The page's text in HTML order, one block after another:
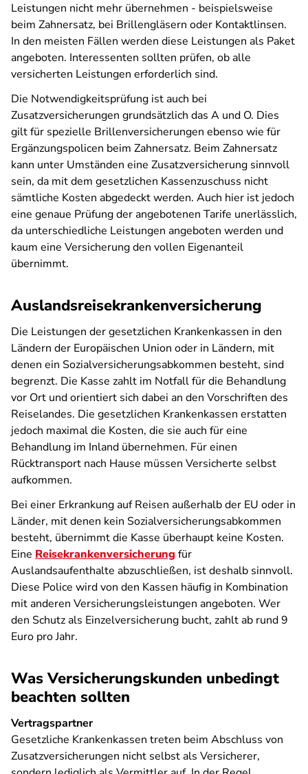
Leistungen nicht mehr übernehmen - beispielsweise
beim Zahnersatz, bei Brillengläsern oder Kontaktlinsen.
In den meisten Fällen werden diese Leistungen als Paket
angeboten. Interessenten sollten prüfen, ob alle
versicherten Leistungen erforderlich sind.
Die Notwendigkeitsprüfung ist auch bei
Zusatzversicherungen grundsätzlich das A und O. Dies
gilt für spezielle Brillenversicherungen ebenso wie für
Ergänzungspolicen beim Zahnersatz. Beim Zahnersatz
kann unter Umständen eine Zusatzversicherung sinnvoll
sein, da mit dem gesetzlichen Kassenzuschuss nicht
sämtliche Kosten abgedeckt werden. Auch hier ist jedoch
eine genaue Prüfung der angebotenen Tarife unerlässlich,
da unterschiedliche Leistungen angeboten werden und
kaum eine Versicherung den vollen Eigenanteil
übernimmt.
Auslandsreisekrankenversicherung
Die Leistungen der gesetzlichen Krankenkassen in den
Ländern der Europäischen Union oder in Ländern, mit
denen ein Sozialversicherungsabkommen besteht, sind
begrenzt. Die Kasse zahlt im Notfall für die Behandlung
vor Ort und orientiert sich dabei an den Vorschriften des
Reiselandes. Die gesetzlichen Krankenkassen erstatten
jedoch maximal die Kosten, die sie auch für eine
Behandlung im Inland übernehmen. Für einen
Rücktransport nach Hause müssen Versicherte selbst
aufkommen.
Bei einer Erkrankung auf Reisen außerhalb der EU oder in
Länder, mit denen kein Sozialversicherungsabkommen
besteht, übernimmt die Kasse überhaupt keine Kosten.
Eine Reisekrankenversicherung für
Auslandsaufenthalte abzuschließen, ist deshalb sinnvoll.
Diese Police wird von den Kassen häufig in Kombination
mit anderen Versicherungsleistungen angeboten. Wer
den Schutz als Einzelversicherung bucht, zahlt ab rund 9
Euro pro Jahr.
Was Versicherungskunden unbedingt
beachten sollten
Vertragspartner
Gesetzliche Krankenkassen treten beim Abschluss von
Zusatzversicherungen nicht selbst als Versicherer,